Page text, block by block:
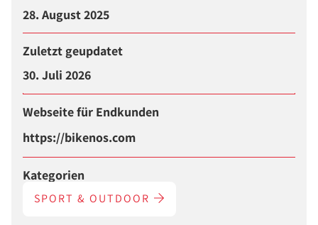
28. August 2025
Zuletzt geupdatet
30. Juli 2026
Webseite für Endkunden
https://bikenos.com
Kategorien
SPORT & OUTDOOR